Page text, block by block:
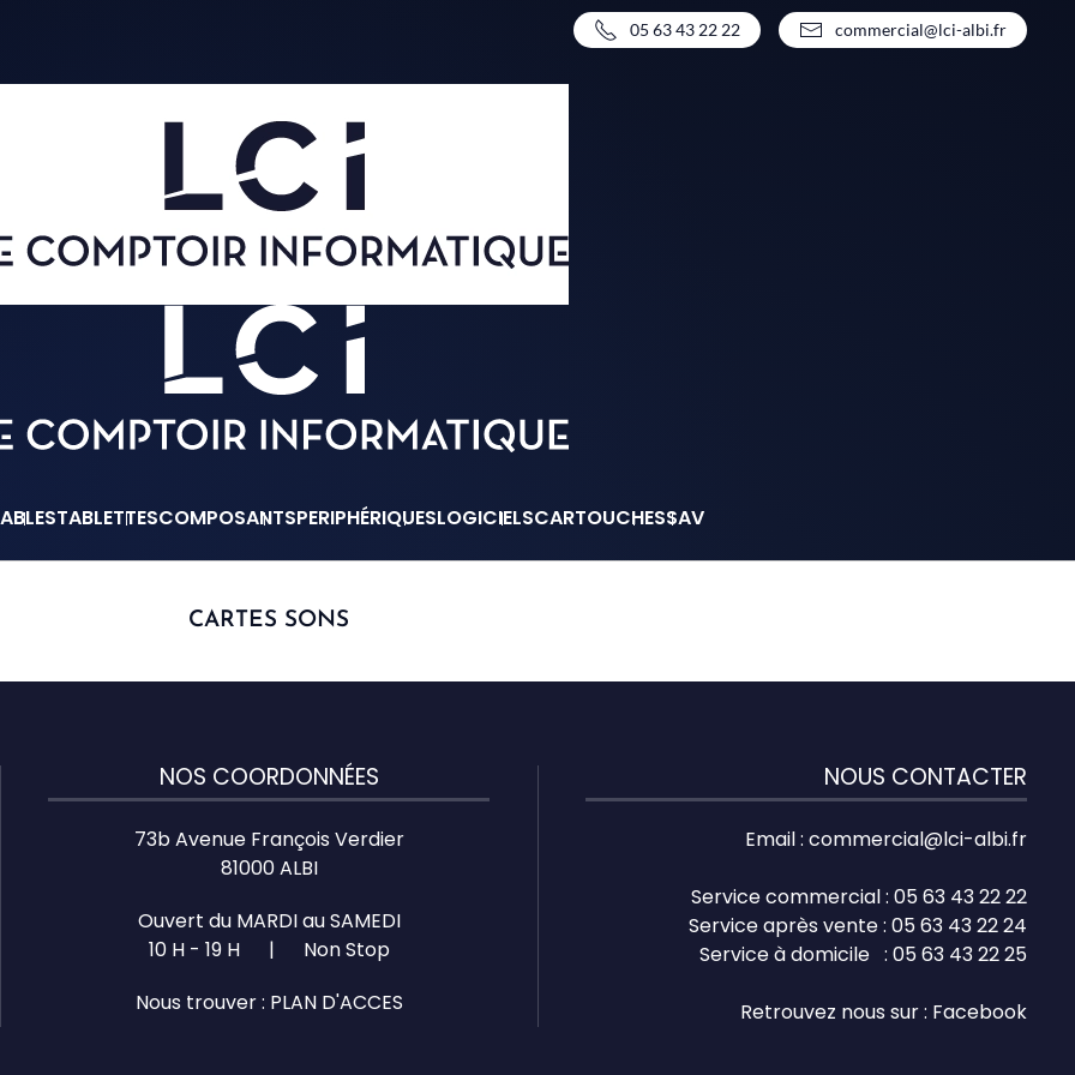
05 63 43 22 22 commercial@lci-albi.fr
TABLETTESCOMPOSANTSPERIPHÉRIQUESLOGICIELSCARTOUCHESSAV
CARTES SONS
NOS COORDONNÉES
73b Avenue François Verdier
81000 ALBI
Ouvert du MARDI au SAMEDI
10 H - 19 H | Non Stop
Nous trouver : PLAN D'ACCES
NOUS CONTACTER
Email : commercial@lci-albi.fr
Service commercial : 05 63 43 22 22
Service après vente : 05 63 43 22 24
Service à domicile : 05 63 43 22 25
Retrouvez nous sur : Facebook